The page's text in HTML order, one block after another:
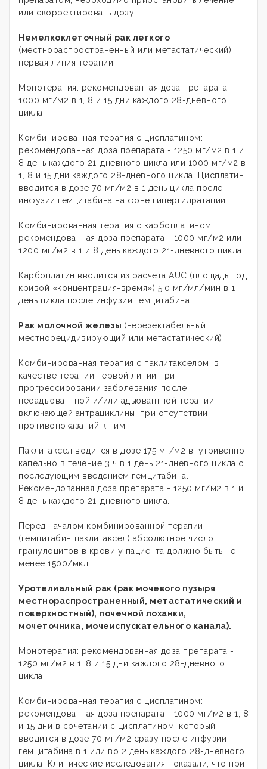
или скорректировать дозу.
Немелкоклеточный рак легкого
(местнораспространенный или метастатический),
первая линия терапии
Монотерапия: рекомендованная доза препарата -
1000 мг/м2 в 1, 8 и 15 дни каждого 28-дневного
цикла.
Комбинированная терапия с цисплатином:
рекомендованная доза препарата - 1250 мг/м2 в 1 и
8 день каждого 21-дневного цикла или 1000 мг/м2 в
1, 8 и 15 дни каждого 28-дневного цикла. Цисплатин
вводится в дозе 70 мг/м2 в 1 день цикла после
инфузии гемцитабина на фоне гипергидратации.
Комбинированная терапия с карбоплатином:
рекомендованная доза препарата - 1000 мг/м2 или
1200 мг/м2 в 1 и 8 день каждого 21-дневного цикла.
Карбоплатин вводится из расчета AUC (площадь под
кривой «концентрация-время») 5,0 мг/мл/мин в 1
день цикла после инфузии гемцитабина.
Рак молочной железы (нерезектабельный,
местнорецидивирующий или метастатический)
Комбинированная терапия с паклитакселом: в
качестве терапии первой линии при
прогрессировании заболевания после
неоадъювантной и/или адъювантной терапии,
включающей антрациклины, при отсутствии
противопоказаний к ним.
Паклитаксел водится в дозе 175 мг/м2 внутривенно
капельно в течение 3 ч в 1 день 21-дневного цикла с
последующим введением гемцитабина.
Рекомендованная доза препарата - 1250 мг/м2 в 1 и
8 день каждого 21-дневного цикла.
Перед началом комбинированной терапии
(гемцитабин+паклитаксел) абсолютное число
гранулоцитов в крови у пациента должно быть не
менее 1500/мкл.
Уротелиальный рак (рак мочевого пузыря
местнораспространенный, метастатический и
поверхностный), почечной лоханки,
мочеточника, мочеиспускательного канала).
Монотерапия: рекомендованная доза препарата -
1250 мг/м2 в 1, 8 и 15 дни каждого 28-дневного
цикла.
Комбинированная терапия с цисплатином:
рекомендованная доза препарата - 1000 мг/м2 в 1, 8
и 15 дни в сочетании с цисплатином, который
вводится в дозе 70 мг/м2 сразу после инфузии
гемцитабина в 1 или во 2 день каждого 28-дневного
цикла. Клинические исследования показали, что при